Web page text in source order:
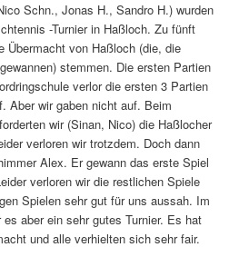
Schn., Jonas H., Sandro H.) wurden
-Turnier in Haßloch. Zu fünft
Übermacht von Haßloch (die, die
stemmen. Die ersten Partien
verlor die ersten 3 Partien
Aber wir gaben nicht auf. Beim
wir (Sinan, Nico) die Haßlocher
verloren wir trotzdem. Doch dann
Alex. Er gewann das erste Spiel
verloren wir die restlichen Spiele
Spielen sehr gut für uns aussah. Im
aber ein sehr gutes Turnier. Es hat
und alle verhielten sich sehr fair.